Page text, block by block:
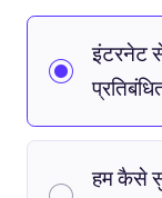
इंटरनेट
हम कैसे